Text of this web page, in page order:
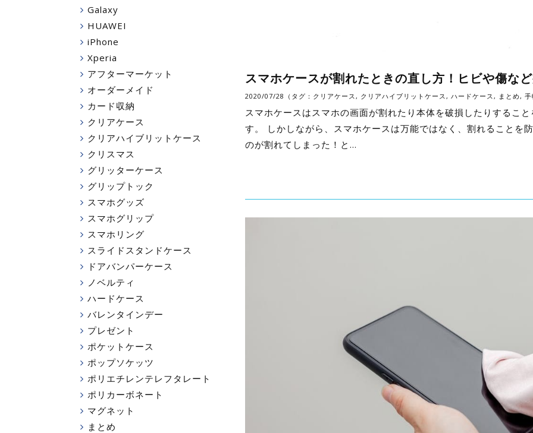
スマホケースが割れたときの直し方！ヒビや傷な
2020/07/28（タグ： クリアケース , クリアハイブリットケース , ハードケース , まとめ,
スマホケースはスマホの画面が割れたり本体を破損したりするこ
す。 しかしながら、スマホケースは万能ではなく、割れることを
のが割れてしまった！と…
Galaxy
HUAWEI
iPhone
Xperia
アフターマーケット
オーダーメイド
カード収納
クリアケース
クリアハイブリットケース
クリスマス
グリッターケース
グリップトック
スマホグッズ
スマホグリップ
スマホリング
スライドスタンドケース
ドアバンパーケース
ノベルティ
ハードケース
バレンタインデー
プレゼント
ポケットケース
ポップソケッツ
ポリエチレンテレフタレート
ポリカーボネート
マグネット
まとめ